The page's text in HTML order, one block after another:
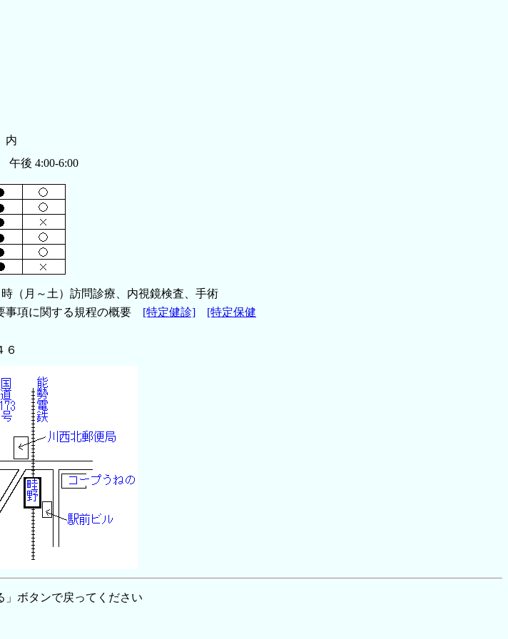
内
後 4:00-6:00
月～土）訪問診療、内視鏡検査、手術
事項に関する規程の概要 [特定健診]
[特定保健
６
」ボタンで戻ってください